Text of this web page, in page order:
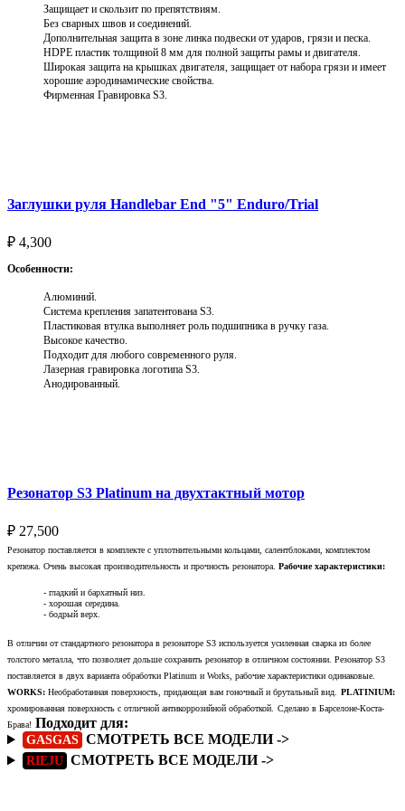
Защищает и скользит по препятствиям.
Без сварных швов и соединений.
Дополнительная защита в зоне линка подвески от ударов, грязи и песка.
HDPE пластик толщиной 8 мм для полной защиты рамы и двигателя.
Широкая защита на крышках двигателя, защищает от набора грязи и имеет
хорошие аэродинамические свойства.
Фирменная Гравировка S3.
Заглушки руля Handlebar End "5" Enduro/Trial
₽ 4,300
Особенности:
Алюминий.
Система крепления запатентована S3.
Пластиковая втулка выполняет роль подшипника в ручку газа.
Высокое качество.
Подходит для любого современного руля.
Лазерная гравировка логотипа S3.
Анодированный.
Резонатор S3 Platinum на двухтактный мотор
₽ 27,500
Резонатор поставляется в комплекте с уплотнительными кольцами, салентблоками, комплектом
крепежа. Очень высокая производительность и прочность резонатора. Рабочие характеристики:
- гладкий и бархатный низ.
- хорошая середина.
- бодрый верх.
В отличии от стандартного резонатора в резонаторе S3 используется усиленная сварка из более
толстого металла, что позволяет дольше сохранить резонатор в отличном состоянии. Резонатор S3
поставляется в двух варианта обработки Platinum и Works, рабочие характеристики одинаковые.
WORKS: Необработанная поверхность, придающая вам гоночный и брутальный вид. PLATINIUM:
хромированная поверхность с отличной антикоррозийной обработкой. Сделано в Барселоне-Коста-
Брава! Подходит для:
GASGAS СМОТРЕТЬ ВСЕ МОДЕЛИ ->
RIEJU СМОТРЕТЬ ВСЕ МОДЕЛИ ->